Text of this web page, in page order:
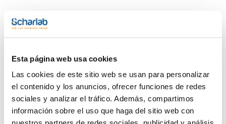
Esta página web usa cookies
Las cookies de este sitio web se usan para personalizar
el contenido y los anuncios, ofrecer funciones de redes
sociales y analizar el tráfico. Además, compartimos
información sobre el uso que haga del sitio web con
Imprimir ficha de
Características
Capacidad : x 2,5 l
- Sinónimos:
- HCl